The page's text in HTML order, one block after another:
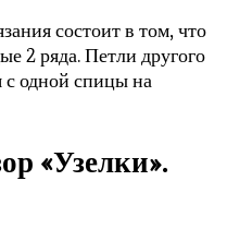
состоит в том, что
2 ряда. Петли другого
с одной спицы на
«Узелки».